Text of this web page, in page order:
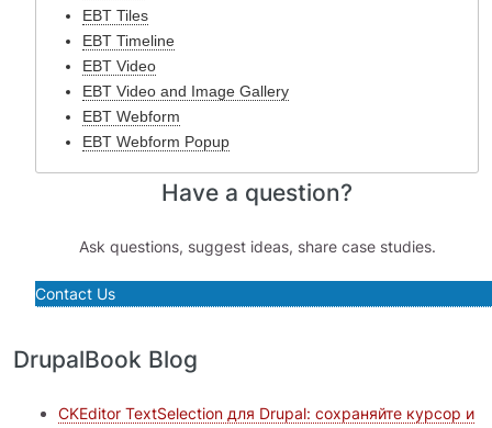
EBT Tiles
EBT Timeline
EBT Video
EBT Video and Image Gallery
EBT Webform
EBT Webform Popup
Have a question?
Ask questions, suggest ideas, share case studies.
Contact Us
DrupalBook Blog
CKEditor TextSelection для Drupal: сохраняйте курсор и